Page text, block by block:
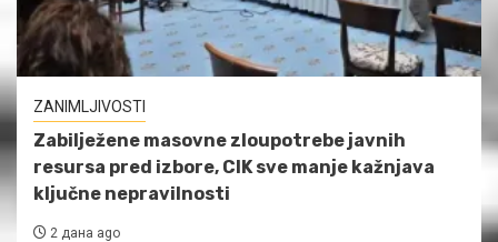
ZANIMLJIVOSTI
Zabilježene masovne zloupotrebe javnih
resursa pred izbore, CIK sve manje kažnjava
ključne nepravilnosti
2 дана ago